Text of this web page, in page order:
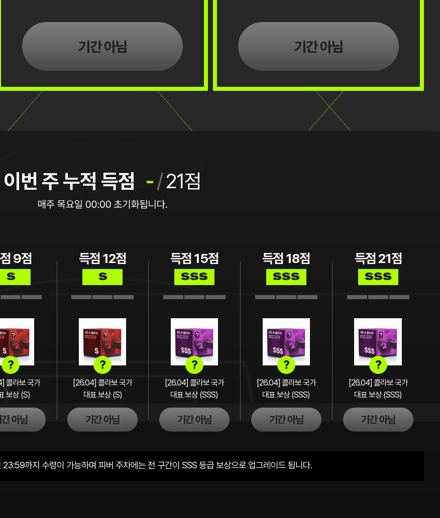
기간 아님 기간 아님
이번 주 누적 득점 -/21점
9점
S
?
콜라보 국가
보상 (S)
아님
득점 12점
S
?
[26.04] 콜라보 국가
대표 보상 (S)
기간 아님
득점 15점
SSS
?
[26.04] 콜라보 국가
대표 보상 (SSS)
기간 아님
득점 18점
SSS
?
[26.04] 콜라보 국가
대표 보상 (SSS)
기간 아님
득점 21점
SSS
?
[26.04] 콜라보 국가
대표 보상 (SSS)
기간 아님
까지 수령이 가능하며 피버 주차에는 전 구간이 SSS 등급 보상으로 업그레이드 됩니다.